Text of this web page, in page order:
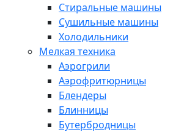
Стиральные машины
Сушильные машины
Холодильники
Мелкая техника
Аэрогрили
Аэрофритюрницы
Блендеры
Блинницы
Бутербродницы